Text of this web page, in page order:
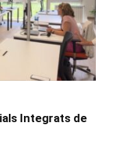
Integrats de